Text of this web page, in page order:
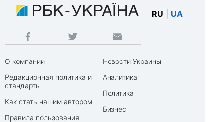
RU UA
О компании
Редакционная политика и
стандарты
Как стать нашим автором
Правила пользования
Новости Украины
Аналитика
Политика
Бизнес